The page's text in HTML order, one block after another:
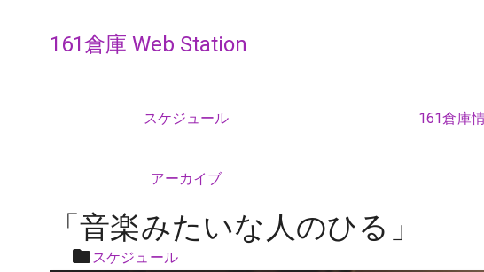
161倉庫 Web Station
スケジュール 161倉庫
アーカイブ
「音楽みたいな人のひる」
スケジュール